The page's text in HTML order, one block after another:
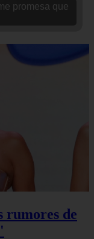
promesa que
rumores de